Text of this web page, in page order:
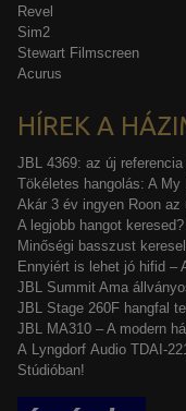
Revel
Sim2
Stewart Filmscreen
Acurus
HÍREK A
JBL 4369: az új
Tökéletes hangolás: A My
Akár 3 év ingyen Roon az
A legjobb hangot
Minőségi basszust
Ennyiért is lehet jó hifid –
JBL Summit Ama
JBL Stage 260F hangfal
JBL MA310 – A modern
A Lyngdorf Audio TDAI-
Stúdióban!